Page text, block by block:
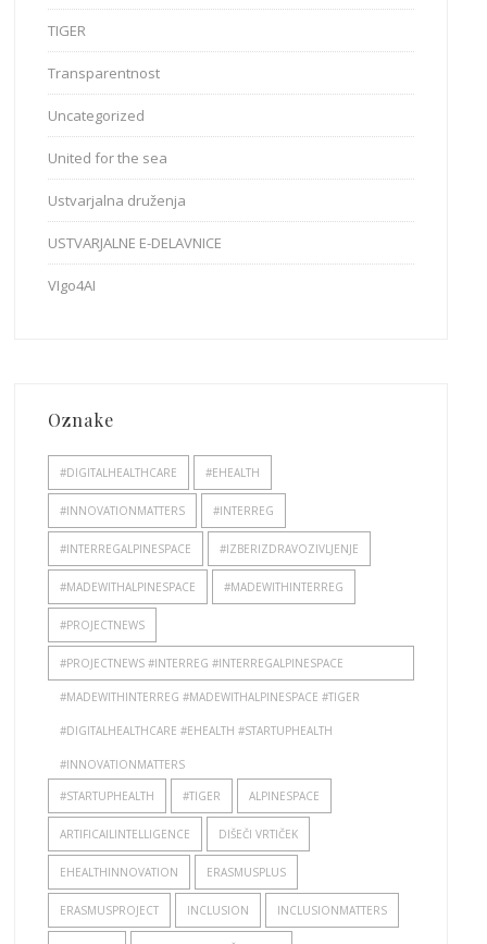
TIGER
Transparentnost
Uncategorized
United for the sea
Ustvarjalna druženja
USTVARJALNE E-DELAVNICE
VIgo4AI
Oznake
#DIGITALHEALTHCARE #EHEALTH
#INNOVATIONMATTERS #INTERREG
#INTERREGALPINESPACE #IZBERIZDRAVOZIVLJENJE
#MADEWITHALPINESPACE #MADEWITHINTERREG
#PROJECTNEWS
#PROJECTNEWS #INTERREG #INTERREGALPINESPACE
#MADEWITHINTERREG #MADEWITHALPINESPACE #TIGER
#DIGITALHEALTHCARE #EHEALTH #STARTUPHEALTH
#INNOVATIONMATTERS
#STARTUPHEALTH #TIGER ALPINESPACE
ARTIFICAILINTELLIGENCE DIŠEČI VRTIČEK
EHEALTHINNOVATION ERASMUSPLUS
ERASMUSPROJECT INCLUSION INCLUSIONMATTERS